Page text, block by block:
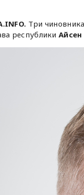
Три
республикиАйсен